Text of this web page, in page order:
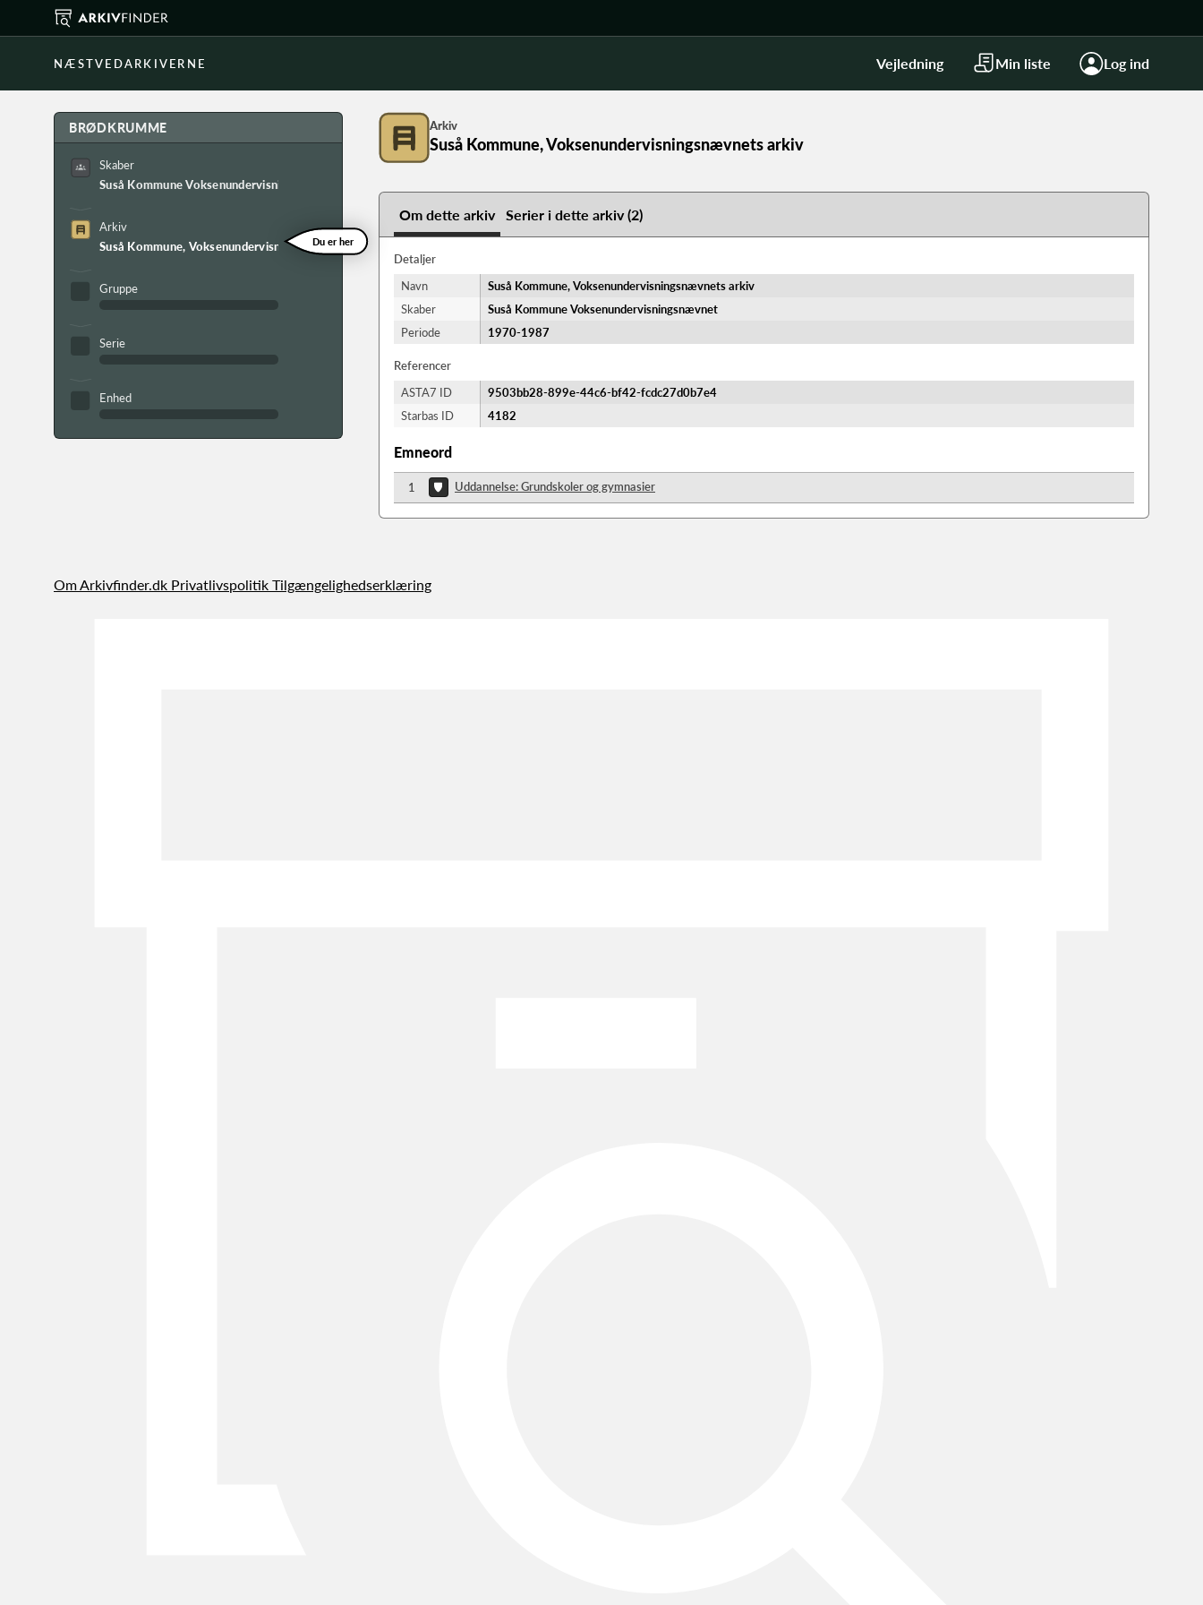
NÆSTVEDARKIVERNE Vejledning Min liste Log ind
BRØDKRUMME
Skaber
Suså Kommune Voksenundervisningsnævnet
Arkiv
Suså Kommune, Voksenundervisningsnævnets arkiv
Du er her
Gruppe
Serie
Enhed
Arkiv
Suså Kommune, Voksenundervisningsnævnets arkiv
Om dette arkiv Serier i dette arkiv (2)
Detaljer
Navn
Suså Kommune, Voksenundervisningsnævnets arkiv
Skaber
Suså Kommune Voksenundervisningsnævnet
Periode
1970-​1987
Referencer
ASTA7 ID
9503bb28-899e-44c6-bf42-fcdc27d0b7e4
Starbas ID
4182
Emneord
1 Uddannelse: Grundskoler og gymnasier
Om Arkivfinder.dk Privatlivspolitik Tilgængelighedserklæring